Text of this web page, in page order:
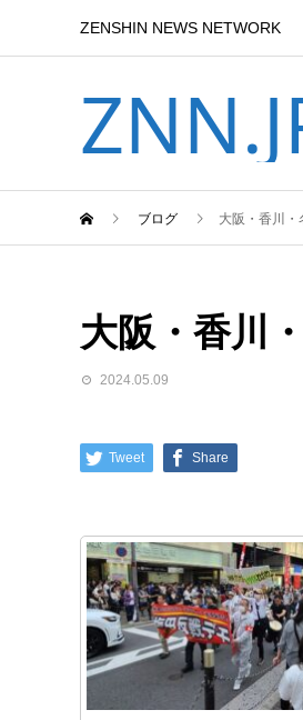
ZENSHIN NEWS NETWORK
ブログ 大阪・香川
大阪・香川
2024.05.09
Tweet Share